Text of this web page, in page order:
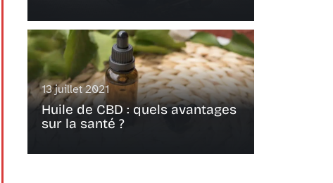
13 juillet 2021
Huile de CBD : quels avantages
sur la santé ?